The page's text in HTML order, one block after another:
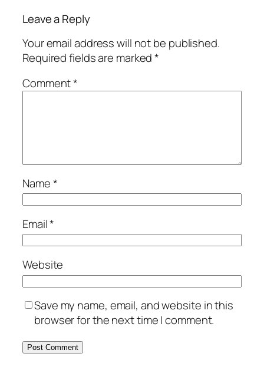
Leave a Reply
Your email address will not be published.
Required fields are marked*
Comment*
Name*
Email*
Website
Save my name, email, and website in this
browser for the next time I comment.